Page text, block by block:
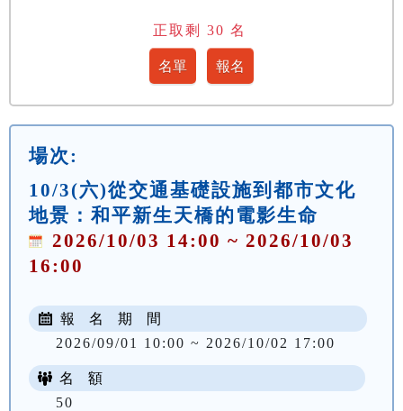
正取剩 30 名
場次:
10/3(六)從交通基礎設施到都市文化
地景：和平新生天橋的電影生命
2026/10/03 14:00 ~ 2026/10/03
16:00
報 名 期 間
2026/09/01 10:00 ~ 2026/10/02 17:00
名 額
50